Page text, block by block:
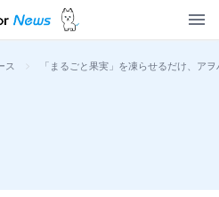
ス > 「まるごと果実」を凍らせるだけ、ア